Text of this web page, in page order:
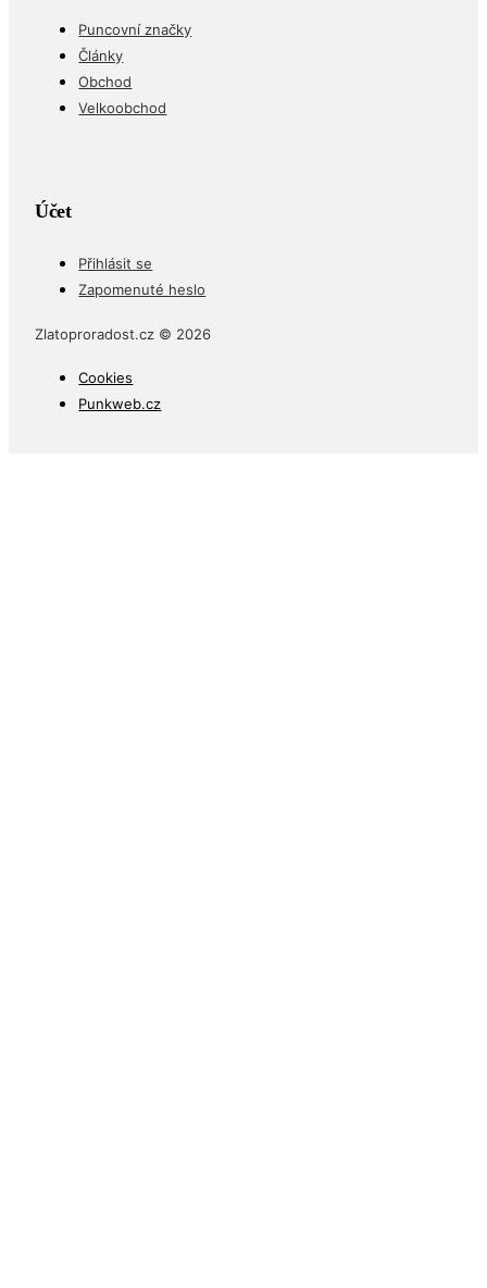
Puncovní značky
Články
Obchod
Velkoobchod
Účet
Přihlásit se
Zapomenuté heslo
Zlatoproradost.cz © 2026
Cookies
Punkweb.cz